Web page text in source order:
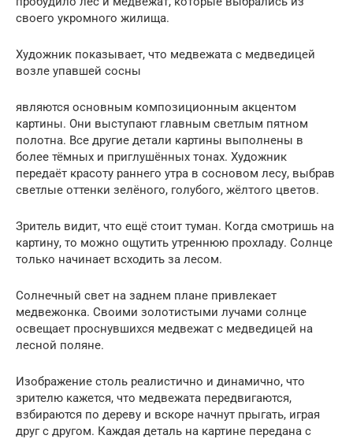
своего укромного жилища.
Художник показывает, что медвежата с медведицей
возле упавшей сосны
являются основным композиционным акцентом
картины. Они выступают главным светлым пятном
полотна. Все другие детали картины выполнены в
более тёмных и приглушённых тонах. Художник
передаёт красоту раннего утра в сосновом лесу, выбрав
светлые оттенки зелёного, голубого, жёлтого цветов.
Зритель видит, что ещё стоит туман. Когда смотришь на
картину, то можно ощутить утреннюю прохладу. Солнце
только начинает всходить за лесом.
Солнечный свет на заднем плане привлекает
медвежонка. Своими золотистыми лучами солнце
освещает проснувшихся медвежат с медведицей на
лесной поляне.
Изображение столь реалистично и динамично, что
зрителю кажется, что медвежата передвигаются,
взбираются по дереву и вскоре начнут прыгать, играя
друг с другом. Каждая деталь на картине передана с